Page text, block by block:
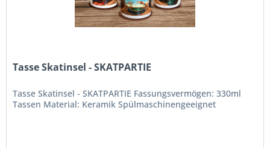
Tasse Skatinsel - SKATPARTIE
Tasse Skatinsel - SKATPARTIE Fassungsvermögen: 330ml
Tassen Material: Keramik Spülmaschinengeeignet